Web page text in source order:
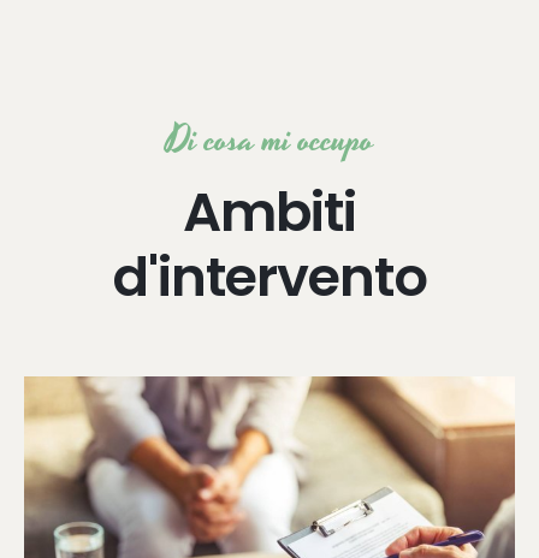
Di cosa mi occupo
Ambiti
d'intervento